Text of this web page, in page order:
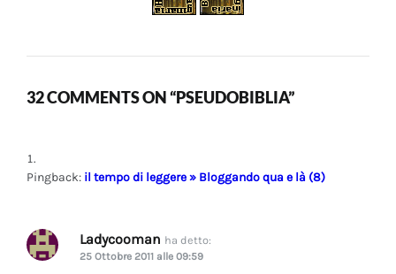
32 COMMENTS ON “PSEUDOBIBLIA”
Pingback: il tempo di leggere » Bloggando qua e là (8)
Ladycooman ha detto:
25 Ottobre 2011 alle 09:59